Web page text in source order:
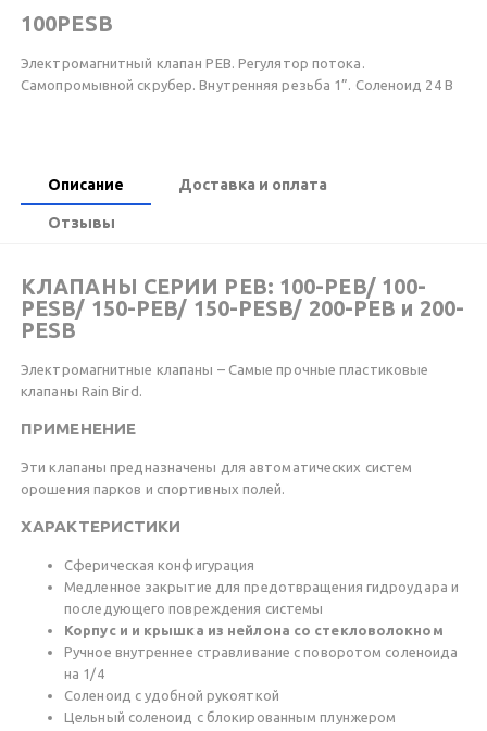
100PESB
Электромагнитный клапан PEB. Регулятор потока.
Самопромывной скрубер. Внутренняя резьба 1”. Соленоид 24 В
Описание Доставка и оплата
Отзывы
КЛАПАНЫ СЕРИИ PEB: 100-PEB/ 100-
PESB/ 150-PEB/ 150-PESB/ 200-PEB и 200-
PESB
Электромагнитные клапаны – Самые прочные пластиковые
клапаны Rain Bird.
ПРИМЕНЕНИЕ
Эти клапаны предназначены для автоматических систем
орошения парков и спортивных полей.
ХАРАКТЕРИСТИКИ
Сферическая конфигурация
Медленное закрытие для предотвращения гидроудара и
последующего повреждения системы
Корпус и и крышка из нейлона со стекловолокном
Ручное внутреннее стравливание с поворотом соленоида
на 1/4
Соленоид с удобной рукояткой
Цельный соленоид с блокированным плунжером